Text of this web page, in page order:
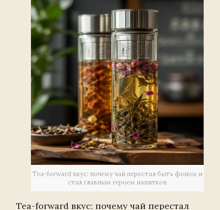
Tea-forward вкус: почему чай перестал быть фоном и
стал главным героем напитков
Tea-forward вкус: почему чай перестал